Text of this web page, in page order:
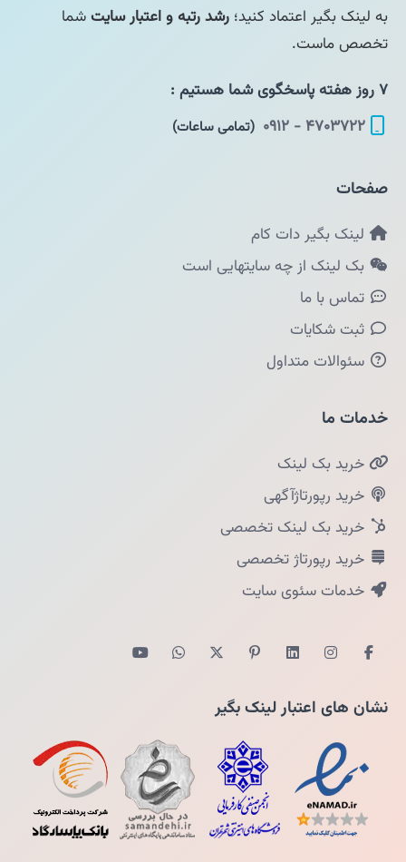
به لینک بگیر اعتماد کنید؛ رشد رتبه و اعتبار سایتشما
تخصص ماست.
۷ روز هفته پاسخگوی شما هستیم :
۴۷۰۳۷۲۲ - ۰۹۱۲
(تمامی ساعات)
صفحات
لینک بگیر دات کام
بک لینک از چه سایتهایی است
تماس با ما
ثبت شکایات
سئوالات متداول
خدمات ما
خرید بک لینک
خرید رپورتاژآگهی
خرید بک لینک تخصصی
خرید رپورتاژ تخصصی
خدمات سئوی سایت
نشان های اعتبار لینک بگیر